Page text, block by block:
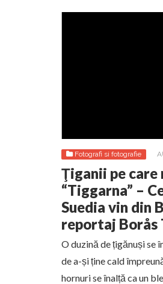
Fotografi si fotografie
Ţiganii pe care
“Tiggarna” –
Suedia vin din
reportaj Borås
O duzină de țigănuși se
de a-și ține cald
hornuri se înalță ca un